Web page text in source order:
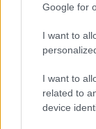
Google for
I want to
I want to
related to
device
Last
videó blog